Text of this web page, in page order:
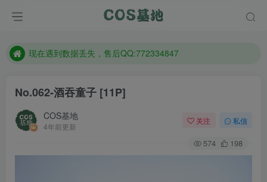
现在遇到数据丢失，售后QQ:772334847
防失联：百度搜索《趣画刊》，实时查看最新站点。
No.062-酒吞童子 [11P]
COS基地
4年前更新
关注 私信
574 198